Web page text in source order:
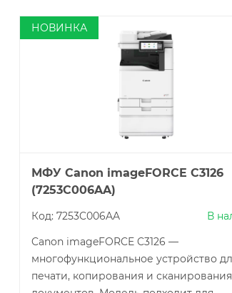
НОВИНКА
МФУ Canon imageFORCE C3126
(7253C006AA)
Код: 7253C006AA
В
Canon imageFORCE C3126 —
многофункциональное устройство
печати, копирования и сканирования